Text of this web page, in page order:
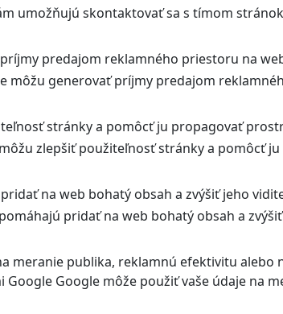
umožňujú skontaktovať sa s tímom
predajom reklamného priestoru na
môžu generovať príjmy predajom
stránky a pomôcť ju propagovať
zlepšiť použiteľnosť stránky a pomôcť
na web bohatý obsah a zvýšiť jeho
pridať na web bohatý obsah a
meranie publika, reklamnú efektivitu alebo
Google Google môže použiť vaše údaje na